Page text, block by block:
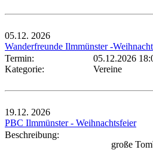
05.12. 2026
Wanderfreunde Ilmmünster -
Termin:
05.12.2026
Kategorie:
Vereine
19.12. 2026
PBC Ilmmünster - Weihnachtsfeier
Beschreibung:
große